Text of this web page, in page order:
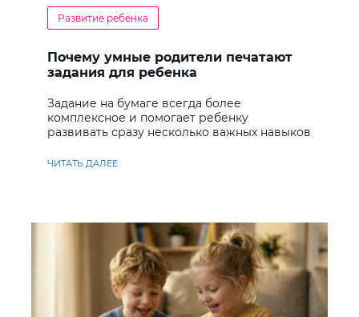
Развитие ребенка
Почему умные родители печатают
задания для ребенка
Задание на бумаге всегда более
комплексное и помогает ребенку
развивать сразу несколько важных навыков
ЧИТАТЬ ДАЛЕЕ